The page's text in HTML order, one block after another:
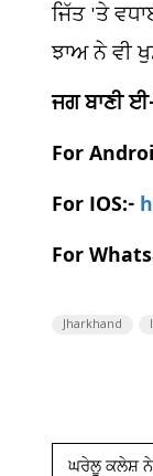
ਜਿੱਤ 'ਤੇ
ਝਾਅ ਨੇ ਵੀ
ਜਗ ਬਾਣੀ
For
For IOS:-
For
Jharkhand
ਘਰੇਲੂ ਕਲੇਸ਼ ਨੇ